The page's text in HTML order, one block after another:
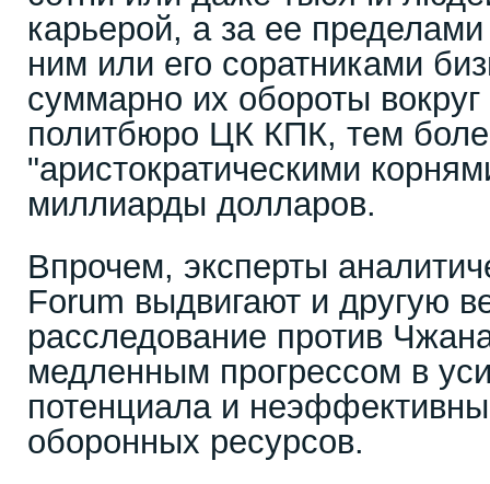
карьерой, а за ее
ним или его соратниками
суммарно их обороты
политбюро ЦК КПК, тем
"аристократическими
миллиарды долларов.
Впрочем, эксперты
Forum выдвигают и другую
расследование против
медленным прогрессом в
потенциала и
оборонных ресурсов.